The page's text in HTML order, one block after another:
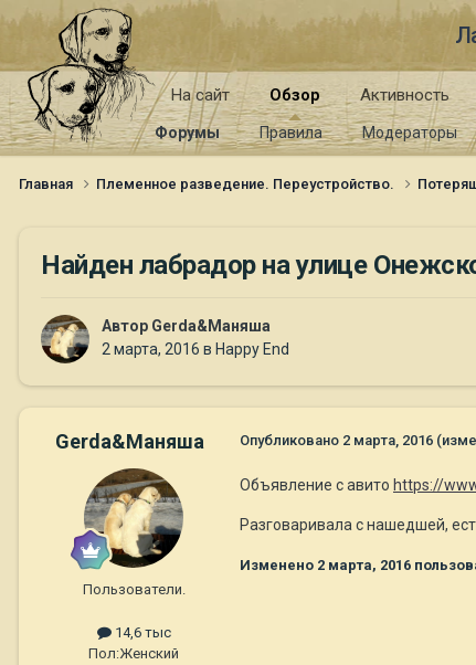
На сайт Обзор
Форумы Правила Модераторы
Активность
Главная Племенное разведение. Переустройство.
Найден лабрадор на улице
Автор Gerda&Маняша
2 марта, 2016 в Happy End
Gerda&Маняша
Пользователи.
14,6 тыс
Пол:Женский
Опубликовано 2 марта, 2016
Объявление с авито https://
Разговаривала с нашедшей,
Изменено 2 марта, 2016